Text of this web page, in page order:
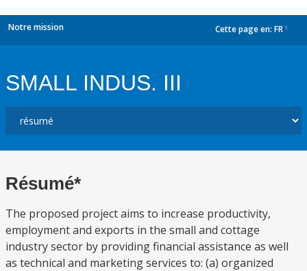
Notre mission Cette page en: FR
SMALL INDUS. III
Résumé*
The proposed project aims to increase productivity,
employment and exports in the small and cottage
industry sector by providing financial assistance as well
as technical and marketing services to: (a) organized